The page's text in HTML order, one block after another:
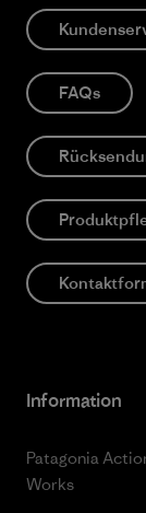
FAQs
Information
Patagonia
Works